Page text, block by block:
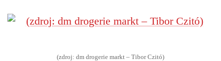
(zdroj: dm drogerie markt – Tibor Czitó)